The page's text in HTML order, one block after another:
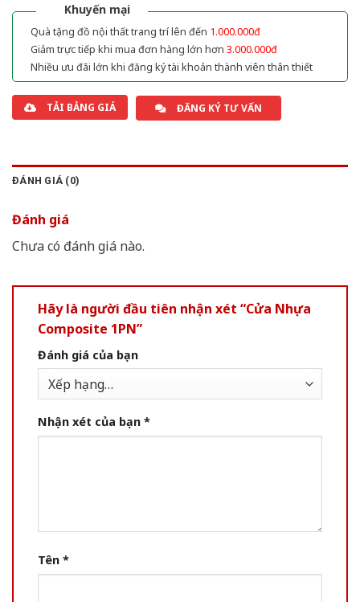
Khuyến mại
Quà tặng đồ nội thất trang trí lên đến 1.000.000đ
Giảm trực tiếp khi mua đơn hàng lớn hơn 3.000.000đ
Nhiều ưu đãi lớn khi đăng ký tài khoản thành viên thân thiết
TẢI BẢNG GIÁ ĐĂNG KÝ TƯ VẤN
ĐÁNH GIÁ (0)
Đánh giá
Chưa có đánh giá nào.
Hãy là người đầu tiên nhận xét “Cửa Nhựa
Composite 1PN”
Đánh giá của bạn
Nhận xét của bạn *
Tên *